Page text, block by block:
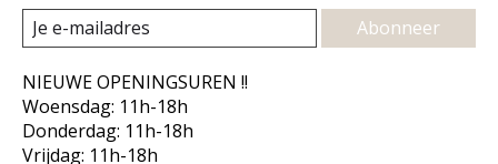
Abonneer
NIEUWE OPENINGSUREN !!
Woensdag: 11h-18h
Donderdag: 11h-18h
Vrijdag: 11h-18h